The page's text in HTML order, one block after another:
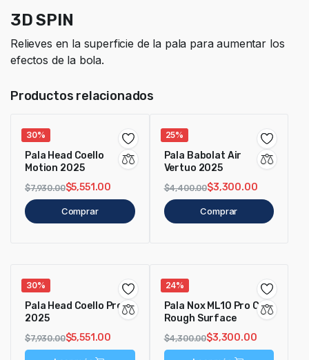
3D SPIN
Relieves en la superficie de la pala para aumentar los
efectos de la bola.
Productos relacionados
30%
Pala Head Coello
Motion 2025
$7,930.00$5,551.00
Comprar
25%
Pala Babolat Air
Vertuo 2025
$4,400.00$3,300.00
Comprar
30%
Pala Head Coello Pro
2025
$7,930.00$5,551.00
24%
Pala Nox ML10 Pro Cup
Rough Surface
$4,300.00$3,300.00